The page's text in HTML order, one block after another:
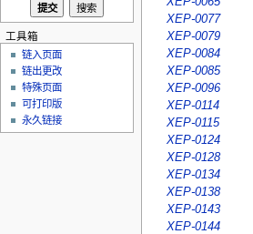
XEP-0077
XEP-0079
XEP-0084
XEP-0085
XEP-0096
XEP-0114
XEP-0115
XEP-0124
XEP-0128
XEP-0134
XEP-0138
XEP-0143
XEP-0144
工具箱
链入页面
链出更改
特殊页面
可打印版
永久链接